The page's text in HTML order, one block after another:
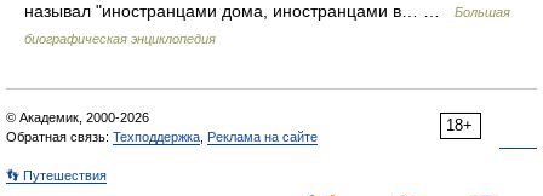
называл "иностранцами дома, иностранцами в… …
Большая
биографическая энциклопедия
18+
© Академик, 2000-2026
Обратная связь: Техподдержка Реклама на сайте
👣 Путешествия